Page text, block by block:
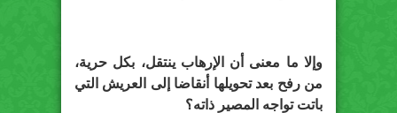
وإلا ما معنى أن الإرهاب ينتقل، بكل حرية،
من رفح بعد تحويلها أنقاضا إلى العريش التي
باتت تواجه المصير ذاته؟